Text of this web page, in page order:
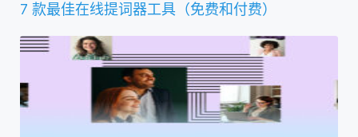
7 款最佳在线提词器工具（免费和付费）